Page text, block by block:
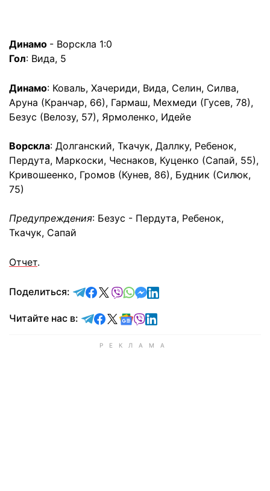
Динамо - Ворскла 1:0
Гол: Вида, 5
Динамо: Коваль, Хачериди, Вида, Селин, Силва,
Аруна (Кранчар, 66), Гармаш, Мехмеди (Гусев, 78),
Безус (Велозу, 57), Ярмоленко, Идейе
Ворскла: Долганский, Ткачук, Даллку, Ребенок,
Пердута, Маркоски, Чеснаков, Куценко (Сапай, 55),
Кривошеенко, Громов (Кунев, 86), Будник (Силюк,
75)
Предупреждения: Безус - Пердута, Ребенок,
Ткачук, Сапай
Отчет.
Поделиться: отправить в Telegram
поделиться в Facebook
поделиться в X
отправить в Viber
отправить в Whatsapp
отправить в Messenger
отправить в LinkedIn
Читайте нас в: Читайте в Telegram
Читайте в Facebook
Читайте в X
Читайте в Google news
Читайте в Viber
Читайте в LinkedIn